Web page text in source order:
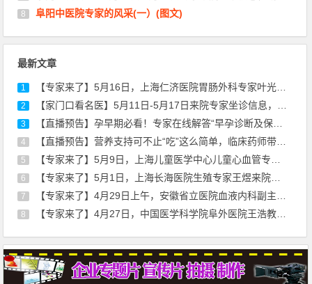
8 阜阳中医院专家的风采(一）(图文)
最新文章
1 【专家来了】5月16日，上海仁济医院胃肠外科专家叶光耀来院坐诊通知
2 【家门口看名医】5月11日-5月17日来院专家坐诊信息，请查收！
3 【直播预告】孕早期必看！专家在线解答“早孕诊断及保胎治疗”
4 【直播预告】营养支持可不止“吃”这么简单，临床药师带你走出误区
5 【专家来了】5月9日，上海儿童医学中心儿童心血管专家刘廷亮教授来院坐诊
6 【专家来了】5月1日，上海长海医院生殖专家王煜来院通知
7 【专家来了】4月29日上午，安徽省立医院血液内科副主任医师薛磊来院坐诊通知
8 【专家来了】4月27日，中国医学科学院阜外医院王浩教授来院开展心血管超声诊疗服务